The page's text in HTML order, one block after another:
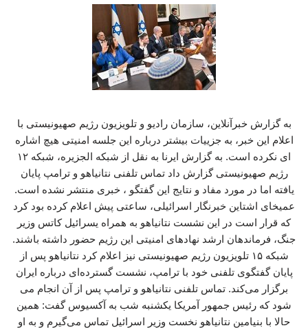
به گزارش خبرآنلاین، سازمان رادیو و تلویزیون رژیم صهیونیستی با
اعلام این خبر، به جزییات بیشتر درباره این جلسه امنیتی هیچ اشاره
ای نکرده است. به گزارش ایرنا به نقل از شبکه الجزیره، شبکه ۱۲
رژیم صهیونیستی گزارش داد تماس تلفنی نتانیاهو و ترامپ پایان
یافته اما در مورد مفاد و نتایج این گفتگو ، خبری منتشر نشده است.
عمیخای اشتاین خبرنگار اسرائیلی، ساعتی پیش اعلام کرده بود کرد
که قرار است در این نشست نتانیاهو به همراه یسرائیل کاتس وزیر
جنگ، فرماندهان ارشد نهادهای امنیتی این رژیم حضور داشته باشند.
شبکه ۱۵ تلویزیون رژیم صهیونیستی نیز اعلام کرد نتانیاهو پس از
پایان گفتگوی تلفنی خود با ترامپ، نشست گسترده‌ای درباره ایران
برگزار می‌کند. تماس تلفنی نتانیاهو و ترامپ پس از آن انجام می
شود که رئیس جمهور آمریکا یکشنبه شب به آکسیوس گفت: همین
حالا با بنیامین نتانیاهو نخست وزیر اسرائیل تماس می‌گیرم و به او